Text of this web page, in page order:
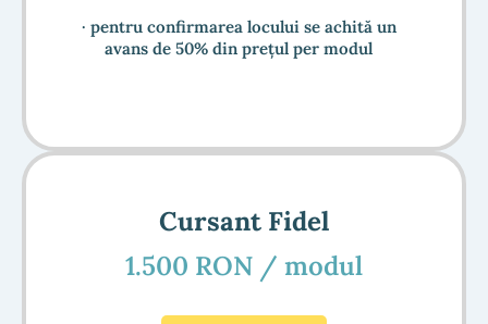
· pentru confirmarea locului se achită un
avans de 50% din prețul per modul
Cursant Fidel
1.500 RON / modul